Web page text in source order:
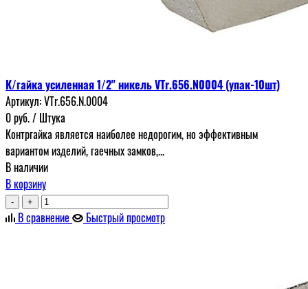
К/гайка усиленная 1/2" никель VTr.656.N0004 (упак-10шт)
Артикул:VTr.656.N.0004
0руб./ Штука
Контргайка является наиболее недорогим, но эффективным
вариантом изделий, гаечных замков,...
В наличии
В корзину
- +
В сравнение Быстрый просмотр